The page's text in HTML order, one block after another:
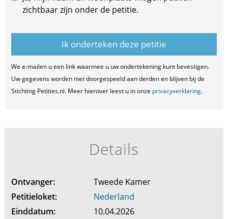
zichtbaar zijn onder de petitie.
We e-mailen u een link waarmee u uw ondertekening kunt bevestigen.
Uw gegevens worden niet doorgespeeld aan derden en blijven bij de
Stichting Petities.nl. Meer hierover leest u in onze privacyverklaring.
Details
Ontvanger:
Tweede Kamer
Petitieloket:
Nederland
Einddatum:
10.04.2026